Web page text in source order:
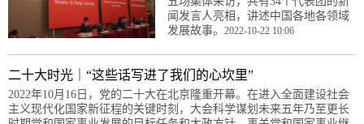
闻发言人亮相，讲述中国各地各领域
发展故事。 2022-10-22 10:06
二十大时光｜“这些话写进了我们的心坎里”
2022年10月16日，党的二十大在北京隆重开幕。在进入全面建设社会
主义现代化国家新征程的关键时刻，大会科学谋划未来五年乃至更长